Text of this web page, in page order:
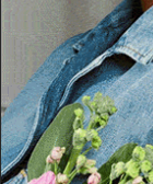
17 Settembre 2020, 14:30
Ironizzare sul
chiama ancora,
“Vecchio” in
santa ragione,
tra i più grandi